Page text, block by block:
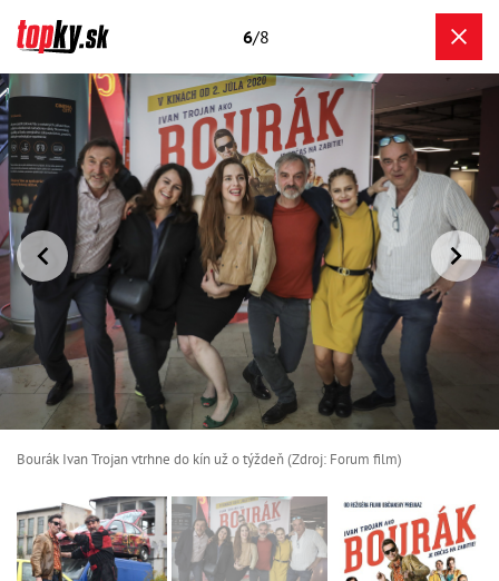
6/8
Bourák Ivan Trojan vtrhne do kín už o týždeň (Zdroj: Forum film)